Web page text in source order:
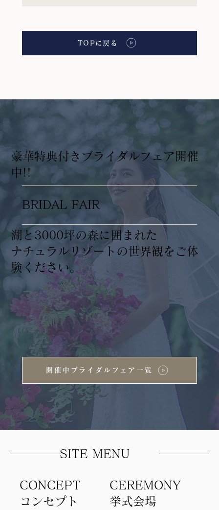
TOPに戻る
​豪華特典付きブライダルフェア開催
中!!
BRIDAL FAIR
湖と3000坪の森に囲まれた
ナチュラルリゾートの世界観をご体
験ください。
開催中ブライダルフェア一覧
CONCEPT
コンセプト​
​CEREMONY
​挙式会場
SITE MENU